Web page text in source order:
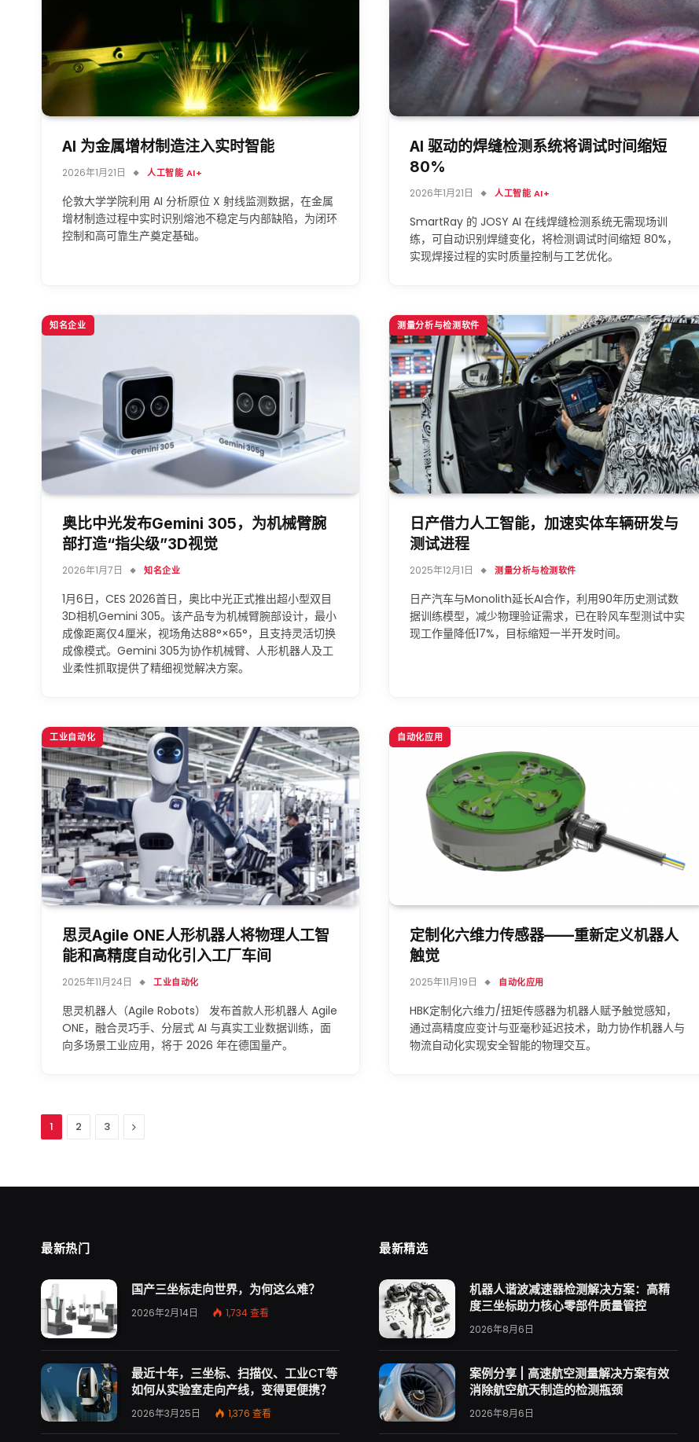
AI 为金属增材制造注入实时智能
2026年1月21日 人工智能 AI+
伦敦大学学院利用 AI 分析原位 X 射线监测数据，在金属
增材制造过程中实时识别熔池不稳定与内部缺陷，为闭环
控制和高可靠生产奠定基础。
AI 驱动的焊缝检测系统将调试时间缩短
80%
2026年1月21日 人工智能 AI+
SmartRay 的 JOSY AI 在线焊缝检测系统无需现场训
练，可自动识别焊缝变化，将检测调试时间缩短 80%，
实现焊接过程的实时质量控制与工艺优化。
知名企业
奥比中光发布Gemini 305，为机械臂腕
部打造“指尖级”3D视觉
2026年1月7日 知名企业
1月6日，CES 2026首日，奥比中光正式推出超小型双目
3D相机Gemini 305。该产品专为机械臂腕部设计，最小
成像距离仅4厘米，视场角达88°×65°，且支持灵活切换
成像模式。Gemini 305为协作机械臂、人形机器人及工
业柔性抓取提供了精细视觉解决方案。
测量分析与检测软件
日产借力人工智能，加速实体车辆研发与
测试进程
2025年12月1日 测量分析与检测软件
日产汽车与Monolith延长AI合作，利用90年历史测试数
据训练模型，减少物理验证需求，已在聆风车型测试中实
现工作量降低17%，目标缩短一半开发时间。
工业自动化
思灵Agile ONE人形机器人将物理人工智
能和高精度自动化引入工厂车间
2025年11月24日 工业自动化
思灵机器人（Agile Robots） 发布首款人形机器人 Agile
ONE，融合灵巧手、分层式 AI 与真实工业数据训练，面
向多场景工业应用，将于 2026 年在德国量产。
自动化应用
定制化六维力传感器——重新定义机器人
触觉
2025年11月19日 自动化应用
HBK定制化六维力/扭矩传感器为机器人赋予触觉感知，
通过高精度应变计与亚毫秒延迟技术，助力协作机器人与
物流自动化实现安全智能的物理交互。
1 2 3
下
最新热门
国产三坐标走向世界，为何这么难？
2026年2月14日 1,734查看
最近十年，三坐标、扫描仪、工业CT等
如何从实验室走向产线，变得更便携？
2026年3月25日 1,376 查看
最新精选
机器人谐波减速器检测解决方案：高精
度三坐标助力核心零部件质量管控
2026年8月6日
案例分享 | 高速航空测量解决方案有效
消除航空航天制造的检测瓶颈
2026年8月6日